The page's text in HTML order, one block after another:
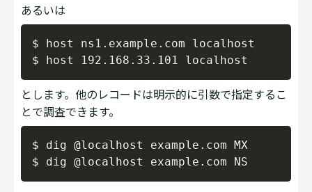
あるいは
$ host ns1.example.com localhost
とします。他のレコードは明示的に引数で指定するこ
とで調査できます。
$ dig @localhost example.com MX